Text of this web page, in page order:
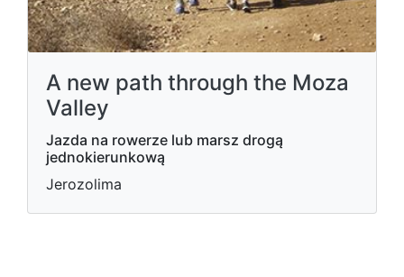
A new path through the Moza
Valley
Jazda na rowerze lub marsz drogą
jednokierunkową
Jerozolima